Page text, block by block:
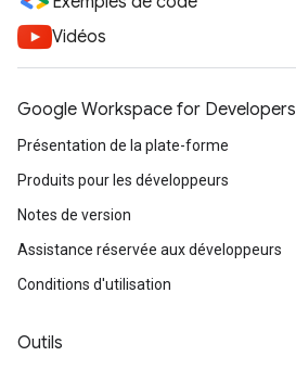
Vidéos
Google Workspace for Developers
Présentation de la plate-forme
Produits pour les développeurs
Notes de version
Assistance réservée aux développeurs
Conditions d'utilisation
Outils